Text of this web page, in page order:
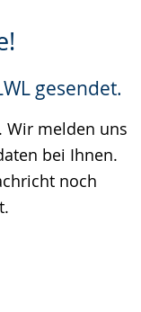
gesendet.
Wir melden uns
bei Ihnen.
noch